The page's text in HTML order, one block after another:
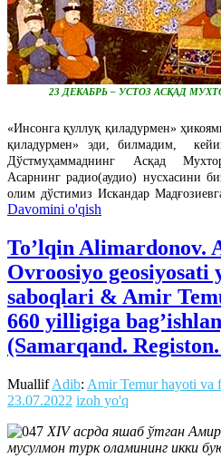
23 ДЕКАБРЬ – УСТОЗ АСҚАД
«Инсонга қуллуқ қиладурмен»
қиладурмен» эди, билмадим,
Дўстмуҳаммаднинг Асқад
Асарнинг радио(аудио) нусхасини
олим дўстимиз Искандар
Davomini o'qish
To’lqin Alimardonov.
Ovroosiyo
saboqlari & Amir
660 yilligiga
(Samarqand.
MuallifAdib: Amir Temur hayoti va
23.07.2022 izoh yo'q
XIV асрда яшаб ўтган
мусулмон турк оламининг икки